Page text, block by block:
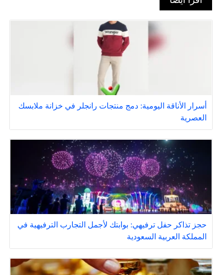
أسرار الأناقة اليومية: دمج منتجات رانجلر في خزانة ملابسك
العصرية
حجز تذاكر حفل ترفيهي: بوابتك لأجمل التجارب الترفيهية في
المملكة العربية السعودية